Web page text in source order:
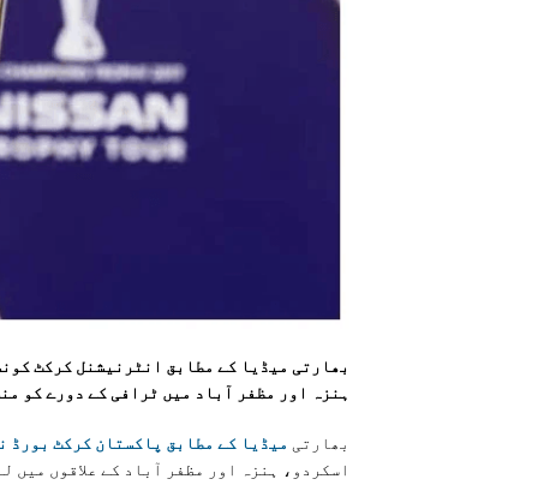
بھارتی میڈیا کے مطابق انٹرنیشنل کرکٹ
ہنزہ اور مظفر آباد میں ٹرافی کے دورے کو
بھارتی میڈیا کے مطابق پاکستان کرکٹ بورڈ
اسکردو، ہنزہ اور مظفر آباد کے علاقوں میں